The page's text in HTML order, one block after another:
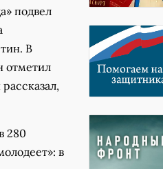
подвел
В
отметил
280
в